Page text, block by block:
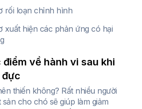
rối loạn chỉnh hình
xuất hiện các phản ứng có hại
về hành vi sau khi
đực
thiến không? Rất nhiều người
cho chó sẽ giúp làm giảm